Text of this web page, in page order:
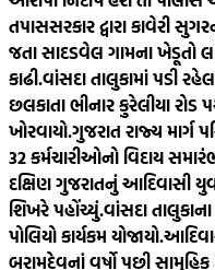
તપાસસરકાર દ્વારા કાવેરી
જતા સાદડવેલ ગામના ખેડૂતો
કાઢી.વાંસદા તાલુકામાં પડી
છલકાતા ભીનાર કુરેલીયા રોડ
ખોરવાયો.ગુજરાત રાજ્ય માર્ગ
32 કર્મચારીઓનો વિદાય
દક્ષિણ ગુજરાતનું આદિવાસી
શિખરે પહોંચ્યું.વાંસદા
પોલિયો કાર્યકમ યોજાયો.
બરામદેવનાં વર્ષો પછી